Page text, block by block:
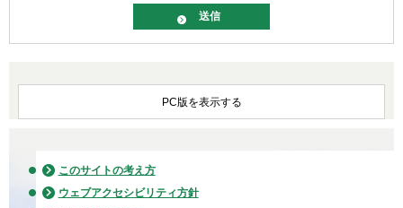
PC版を表示する
このサイトの考え方
ウェブアクセシビリティ方針